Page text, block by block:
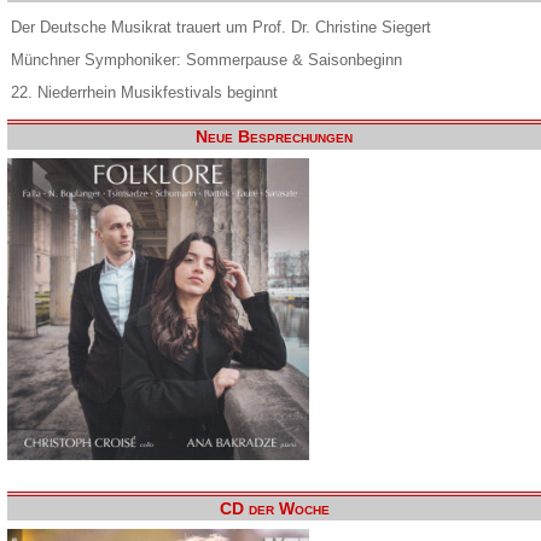
Der Deutsche Musikrat trauert um Prof. Dr. Christine Siegert
Münchner Symphoniker: Sommerpause & Saisonbeginn
22. Niederrhein Musikfestivals beginnt
Neue Besprechungen
CD der Woche